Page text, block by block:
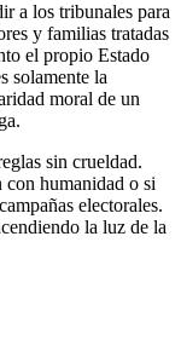
a los tribunales para
y familias tratadas
el propio Estado
solamente la
moral de un
sin crueldad.
humanidad o si
electorales.
la luz de la